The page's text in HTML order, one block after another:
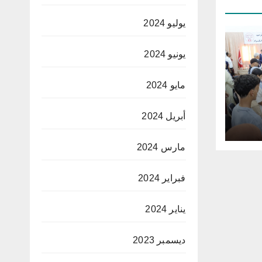
يوليو 2024
يونيو 2024
مايو 2024
أبريل 2024
مارس 2024
فبراير 2024
يناير 2024
ديسمبر 2023